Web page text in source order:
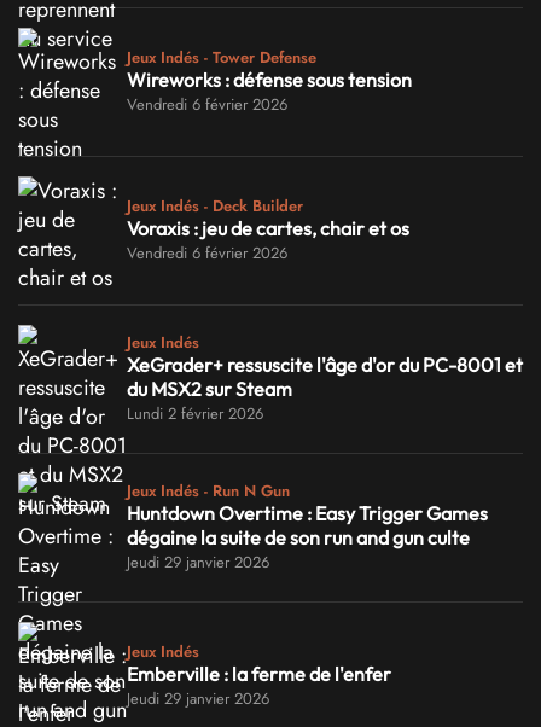
Jeux Indés - Tower Defense
Wireworks : défense sous tension
Vendredi 6 février 2026
Jeux Indés - Deck Builder
Voraxis : jeu de cartes, chair et os
Vendredi 6 février 2026
Jeux Indés
XeGrader+ ressuscite l'âge d'or du PC-8001 et
du MSX2 sur Steam
Lundi 2 février 2026
Jeux Indés - Run N Gun
Huntdown Overtime : Easy Trigger Games
dégaine la suite de son run and gun culte
Jeudi 29 janvier 2026
Jeux Indés
Emberville : la ferme de l'enfer
Jeudi 29 janvier 2026